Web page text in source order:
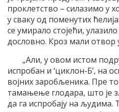
проклетство – силазимо у
у сваку од поменутих
се умирало стојећи,
дословно. Кроз мали отвор
„Али, у овом истом
испробан и ‘циклон-Б’, на
војних заробљеника. Пре
тамањење глодара, што је
да га испробају на људима.